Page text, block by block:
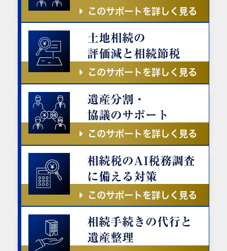
このサポートを詳しく見る
土地相続の
評価減と相続節税
このサポートを詳しく見る
遺産分割・
協議のサポート
このサポートを詳しく見る
相続税のAI税務調査
に備える対策
このサポートを詳しく見る
相続手続きの代行と
遺産整理